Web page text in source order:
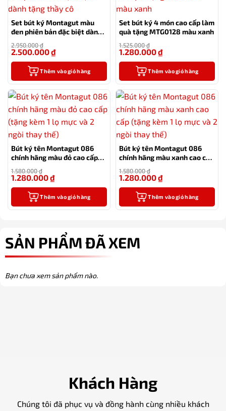
Set bút ký Montagut màu
đen phiên bản đặc biệt dành
2.950.000₫
2.500.000₫
Thêm vào giỏ hàng
Set bút ký 4 món cao cấp làm
quà tặng MTG0128 màu xanh
1.525.000₫
1.280.000₫
Thêm vào giỏ hàng
Bút ký tên Montagut 086
chính hãng màu đỏ cao cấp
thay thế
1.580.000₫
1.280.000₫
Thêm vào giỏ hàng
Bút ký tên Montagut 086
chính hãng màu xanh cao cấp
thay thế)
1.580.000₫
1.280.000₫
Thêm vào giỏ hàng
SẢN PHẨM ĐÃ XEM
Bạn chưa xem sản phẩm nào.
Khách Hàng
Chúng tôi đã phục vụ và đồng hành cùng nhiều khách